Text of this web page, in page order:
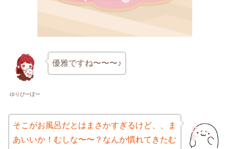
ゆりぴーぽー
優雅ですね〜〜〜♪
そこがお風呂だとはまさかすぎるけど、、ま
あいいか！むしな〜〜？なんか慣れてきたむ